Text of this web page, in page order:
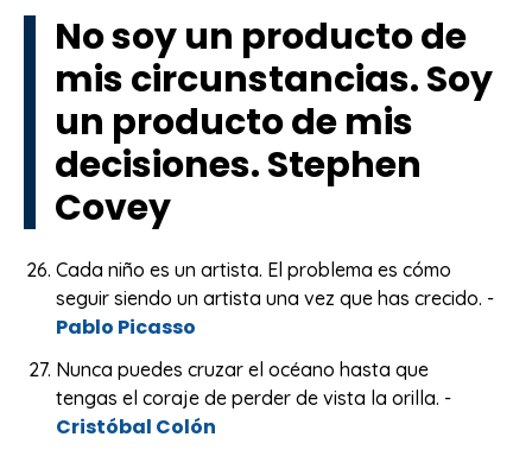
No soy un producto de
mis circunstancias. Soy
un producto de mis
decisiones.Stephen
Covey
Cada niño es un artista. El problema es cómo
seguir siendo un artista una vez que has crecido. -
Pablo Picasso
Nunca puedes cruzar el océano hasta que
tengas el coraje de perder de vista la orilla. -
Cristóbal Colón